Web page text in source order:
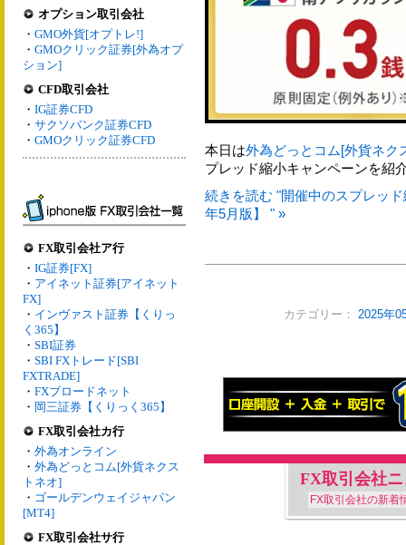
オプション取引会社
・ GMO外貨[オプトレ!]
・ GMOクリック証券[外為オプ
ション]
CFD取引会社
・ IG証券CFD
・ サクソバンク証券CFD
・ GMOクリック証券CFD
FX取引会社ア行
・ IG証券[FX]
・ アイネット証券[アイネット
FX]
・ インヴァスト証券【くりっ
く365】
・ SBI証券
・ SBI FXトレード[SBI
FXTRADE]
・ FXブロードネット
・ 岡三証券【くりっく365】
FX取引会社カ行
・ 外為オンライン
・ 外為どっとコム[外貨ネクス
トネオ]
・ ゴールデンウェイジャパン
[MT4]
FX取引会社サ行
本日は外為どっとコム[外貨ネク
プレッド縮小キャンペーンを紹
続きを読む "開催中のスプレッ
年5月版】 " »
カテゴリー： 2025年
FX取引会社
FX取引会社の新着